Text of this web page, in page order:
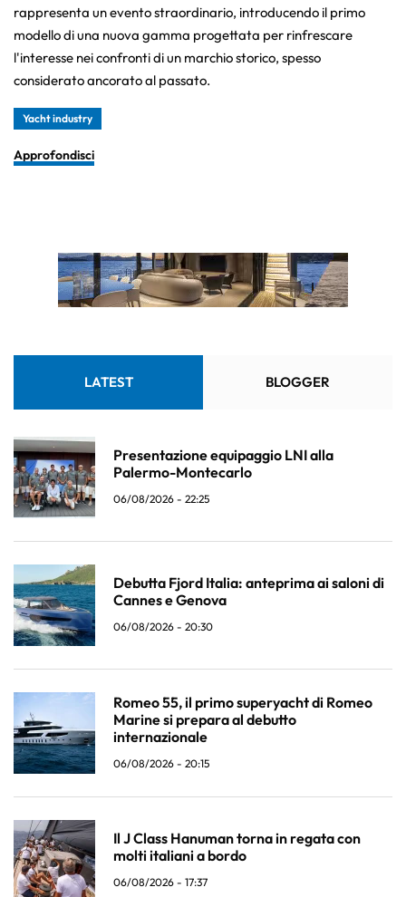
rappresenta un evento straordinario, introducendo il primo
modello di una nuova gamma progettata per rinfrescare
l'interesse nei confronti di un marchio storico, spesso
considerato ancorato al passato.
Yacht industry
Approfondisci
LATEST BLOGGER
Presentazione equipaggio LNI alla
Palermo-Montecarlo
06/08/2026 - 22:25
Debutta Fjord Italia: anteprima ai saloni di
Cannes e Genova
06/08/2026 - 20:30
Romeo 55, il primo superyacht di Romeo
Marine si prepara al debutto
internazionale
06/08/2026 - 20:15
Il J Class Hanuman torna in regata con
molti italiani a bordo
06/08/2026 - 17:37